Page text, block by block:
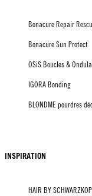
Bonacure Repair
Bonacure Sun Protect
OSiS Boucles &
IGORA Bonding
BLONDME pourdres
INSPIRATION
HAIR BY